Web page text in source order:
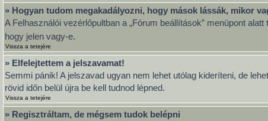
» Hogyan tudom megakadályozni, hogy mások lássák, mikor
A Felhasználói vezérlőpultban a „Fórum beállítások” menüpont
hogy jelen vagy-e.
Vissza a tetejére
» Elfelejtettem a jelszavamat!
Semmi pánik! A jelszavad ugyan nem lehet utólag kideríteni, de
rövid időn belül újra be kell tudnod lépned.
Vissza a tetejére
» Regisztráltam, de mégsem tudok belépni